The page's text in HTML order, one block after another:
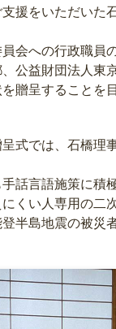
援をいただいた
会への行政職員
公益財団法人東
贈呈することを
式では、石橋理
話言語施策に積
くい人専用の二
半島地震の被災